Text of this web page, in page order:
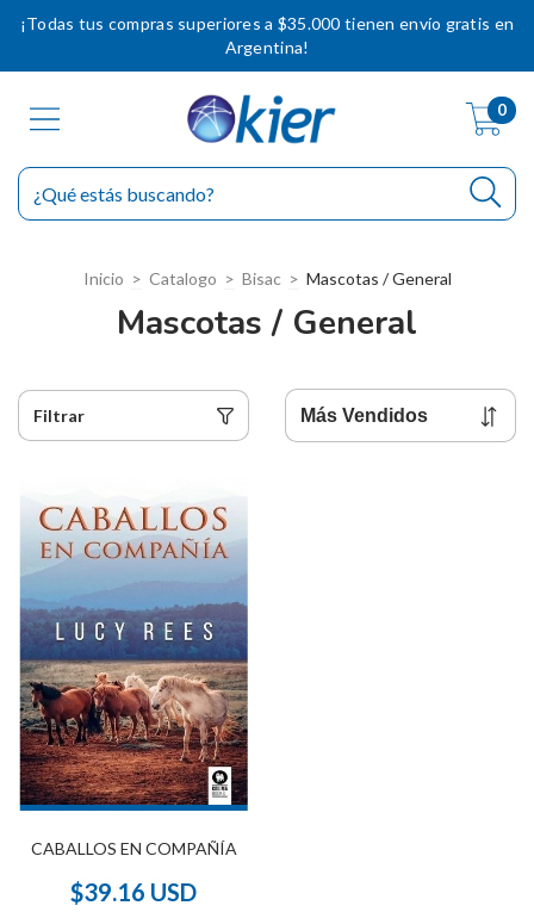
¡Todas tus compras superiores a $35.000 tienen envío gratis en
Argentina!
0
Inicio > Catalogo > Bisac > Mascotas / General
Mascotas / General
Filtrar
CABALLOS EN COMPAÑÍA
$39.16 USD